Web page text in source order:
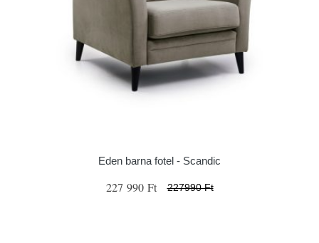
Eden barna fotel - Scandic
227 990 Ft 227990 Ft